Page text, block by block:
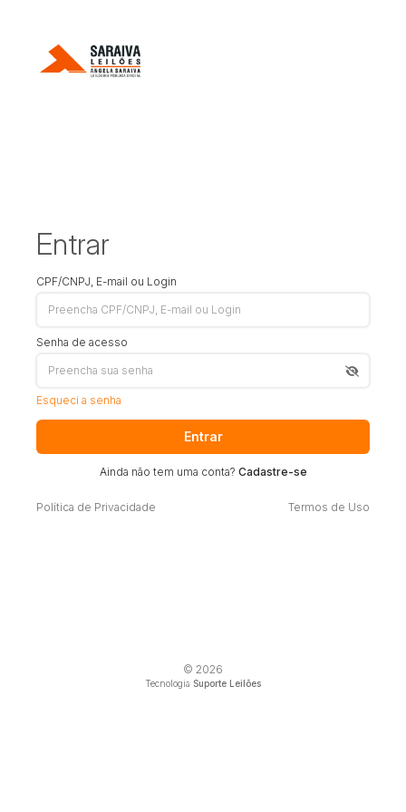
Entrar
CPF/CNPJ, E-mail ou Login
Senha de acesso
Esqueci a senha
Entrar
Ainda não tem uma conta? Cadastre-se
Política de Privacidade Termos de Uso
© 2026
Tecnologia Suporte Leilões